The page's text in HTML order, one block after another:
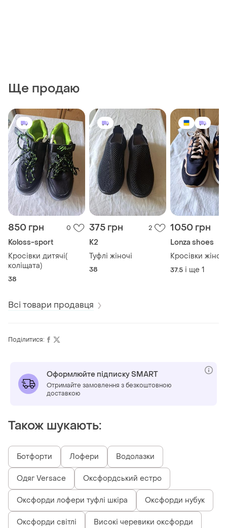
Ще продаю
850 грн 0
Koloss-sport
Кросівки дитячі(
коліщата)
38
375 грн 2
K2
Туфлі жіночі
38
1050 грн
Lonza shoes
Кросівки жіночі
37.5 і ще 1
Всі товари продавця
Поділитися:
Оформлюйте підписку SMART
Отримайте замовлення з безкоштовною
доставкою
Також шукають:
Ботфорти Лофери Водолазки
Одяг Versace Оксфордський естро
Оксфорди лофери туфлі шкіра Оксфорди нубук
Оксфорди світлі Високі черевики оксфорди